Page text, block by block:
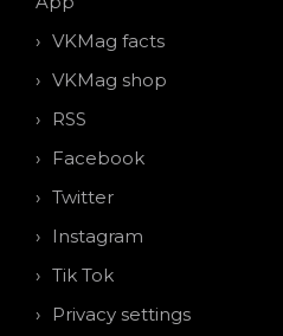
VKMag facts
VKMag shop
RSS
Facebook
Twitter
Instagram
Tik Tok
Privacy settings